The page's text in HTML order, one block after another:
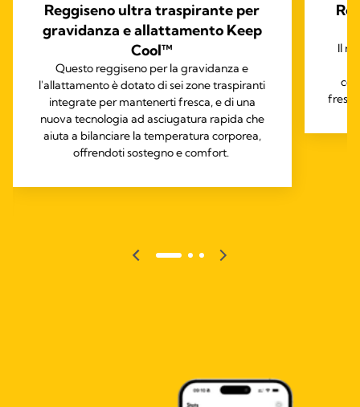
Reggiseno ultra traspirante per
gravidanza e allattamento Keep
Cool™
Questo reggiseno per la gravidanza e
l'allattamento è dotato di sei zone traspiranti
integrate per mantenerti fresca, e di una
nuova tecnologia ad asciugatura rapida che
aiuta a bilanciare la temperatura corporea,
offrendoti sostegno e comfort.
Il